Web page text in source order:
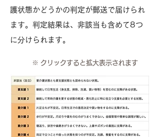
護状態かどうかの判定が郵送で届けられ
ます。判定結果は、非該当も含めて8つ
に分けられます。
※ クリックすると拡大表示されます